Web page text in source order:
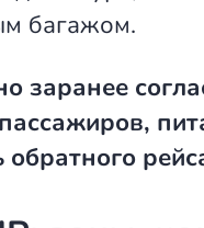
багажом.
заранее